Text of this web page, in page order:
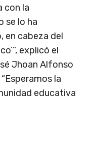
con la
se lo ha
en cabeza del
explicó el
Jhoan Alfonso
la
educativa